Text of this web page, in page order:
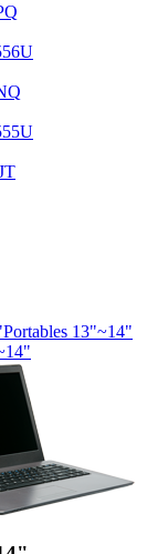
Portables 13"~14"